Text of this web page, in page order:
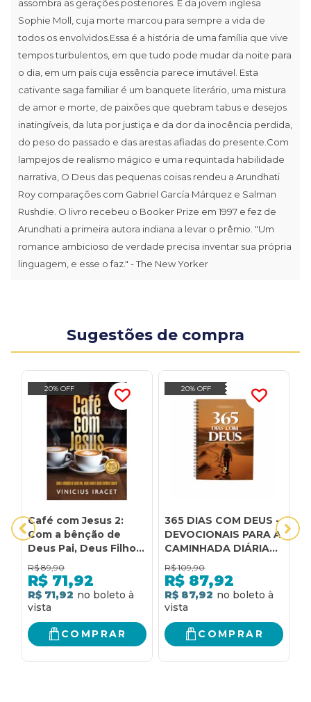
assombra as gerações posteriores. E da jovem inglesa
Sophie Moll, cuja morte marcou para sempre a vida de
todos os envolvidos.Essa é a história de uma família que vive
tempos turbulentos, em que tudo pode mudar da noite para
o dia, em um país cuja essência parece imutável. Esta
cativante saga familiar é um banquete literário, uma mistura
de amor e morte, de paixões que quebram tabus e desejos
inatingíveis, da luta por justiça e da dor da inocência perdida,
do peso do passado e das arestas afiadas do presente.Com
lampejos de realismo mágico e uma requintada habilidade
narrativa, O Deus das pequenas coisas rendeu a Arundhati
Roy comparações com Gabriel García Márquez e Salman
Rushdie. O livro recebeu o Booker Prize em 1997 e fez de
Arundhati a primeira autora indiana a levar o prêmio. "Um
romance ambicioso de verdade precisa inventar sua própria
linguagem, e esse o faz." - The New Yorker
Sugestões de compra
20% OFF
Café com Jesus 2:
Com a bênção de
Deus Pai, Deus Filho e
Deus Espírito Santo
R$ 89,90
R$ 71,92
R$ 71,92
COMPRAR
20% OFF
365 DIAS COM DEUS -
DEVOCIONAIS PARA A
CAMINHADA DIÁRIA
COM DEUS - VOL. V
R$ 109,90
R$ 87,92
R$ 87,92
COMPRAR